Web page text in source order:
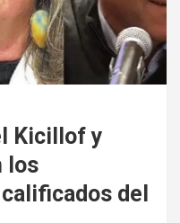
Kicillof y
los
del